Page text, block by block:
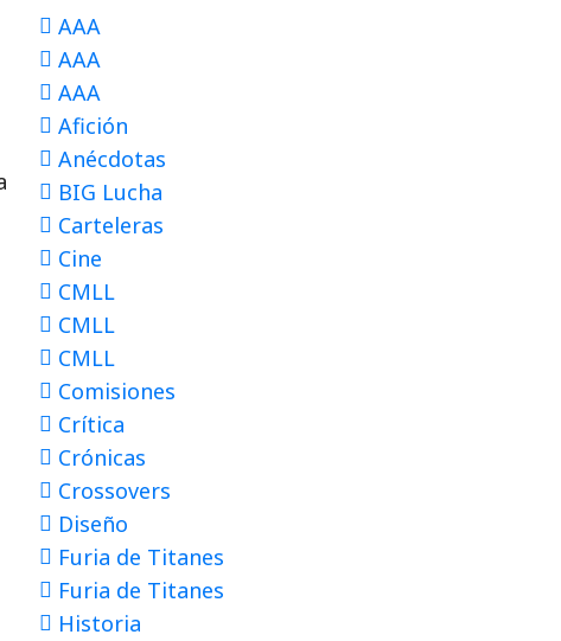
AAA
AAA
AAA
Afición
Anécdotas
BIG Lucha
Carteleras
Cine
CMLL
CMLL
CMLL
Comisiones
Crítica
Crónicas
Crossovers
Diseño
Furia de Titanes
Furia de Titanes
Historia